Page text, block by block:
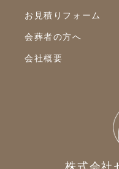
2021年10月
2021年9月
2021年8月
お見積りフォーム
会葬者の方へ
会社概要
株式会社